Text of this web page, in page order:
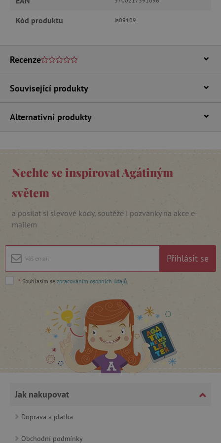
Kód produktu Ja09109
Recenze
Související produkty
Alternativní produkty
Nechte se inspirovat Agátiným
světem
a posílat si slevové kódy, soutěže i pozvánky na akce e-
mailem
Přihlásit se
* Souhlasím se zpracováním osobních údajů
Jak nakupovat
Doprava a platba
Obchodní podmínky
stránky nelze bez nezbytně nutných souborů
cookie správně používat.
__cf_bm
Cloudflare Inc.
_lb_ccc .agatinsvet.cz
cjConsent .agatinsvet.cz
Google Privacy Policy